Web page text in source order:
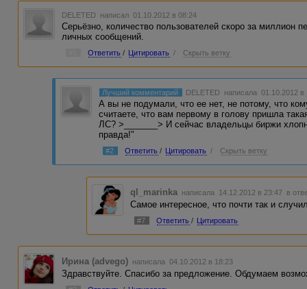
DELETED написал 01.10.2012 в 08:24
Серьёзно, количество пользователей скоро за миллион
личных сообщений.
Ответить / Цитировать / Скрыть ветку
Лучший комментарий DELETED написала 01.10.2012
А вы не подумали, что ее нет, не потому, что
считаете, что вам первому в голову пришла
ЛС? >_______> И сейчас владельцы биржи
правда!"
#2 Ответить / Цитировать / Скрыть ветку
ql_marinka написала 14.12.2012 в 23:47 в
Самое интересное, что почти так и
#7 Ответить / Цитировать
Ирина (advego) написала 04.10.2012 в 18:23
Здравствуйте. Спасибо за предложение. Обдумаем